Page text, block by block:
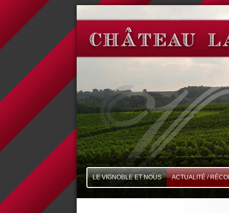
LE VIGNOBLE ET NOUS ACTUALITÉ /